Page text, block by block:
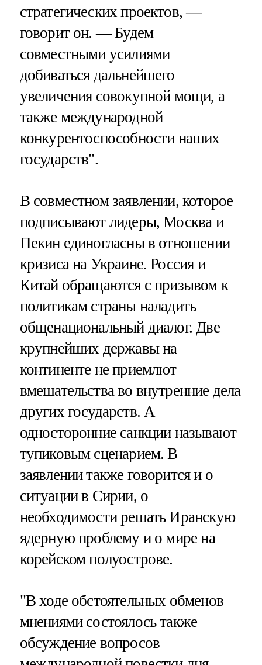
стратегических проектов, —
говорит он. — Будем
совместными усилиями
добиваться дальнейшего
увеличения совокупной мощи, а
также международной
конкурентоспособности наших
государств".
В совместном заявлении, которое
подписывают лидеры, Москва и
Пекин единогласны в отношении
кризиса на Украине. Россия и
Китай обращаются с призывом к
политикам страны наладить
общенациональный диалог. Две
крупнейших державы на
континенте не приемлют
вмешательства во внутренние дела
других государств. А
односторонние санкции называют
тупиковым сценарием. В
заявлении также говорится и о
ситуации в Сирии, о
необходимости решать Иранскую
ядерную проблему и о мире на
корейском полуострове.
"В ходе обстоятельных обменов
мнениями состоялось также
обсуждение вопросов